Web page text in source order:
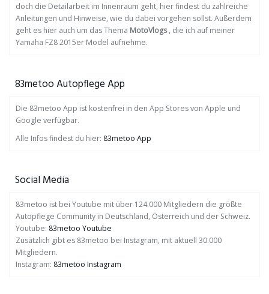
doch die Detailarbeit im Innenraum geht, hier findest du zahlreiche
Anleitungen und Hinweise, wie du dabei vorgehen sollst. Außerdem
geht es hier auch um das Thema MotoVlogs, die ich auf meiner
Yamaha FZ8 2015er Model aufnehme.
83metoo Autopflege App
Die 83metoo App ist kostenfrei in den App Stores von Apple und
Google verfügbar.
Alle Infos findest du hier: 83metoo App
Social Media
83metoo ist bei Youtube mit über 124.000 Mitgliedern die größte
Autopflege Community in Deutschland, Österreich und der Schweiz.
Youtube: 83metoo Youtube
Zusätzlich gibt es 83metoo bei Instagram, mit aktuell 30.000
Mitgliedern.
Instagram: 83metoo Instagram